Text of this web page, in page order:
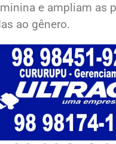
e ampliam as
ao gênero.